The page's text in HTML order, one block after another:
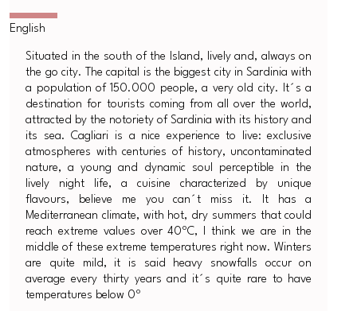
Situated in the south of the Island, lively and, always on
the go city. The capital is the biggest city in Sardinia with
a population of 150.000 people, a very old city. It´s a
destination for tourists coming from all over the world,
attracted by the notoriety of Sardinia with its history and
its sea. Cagliari is a nice experience to live: exclusive
atmospheres with centuries of history, uncontaminated
nature, a young and dynamic soul perceptible in the
lively night life, a cuisine characterized by unique
flavours, believe me you can´t miss it. It has a
Mediterranean climate, with hot, dry summers that could
reach extreme values over 40ºC, I think we are in the
middle of these extreme temperatures right now. Winters
are quite mild, it is said heavy snowfalls occur on
average every thirty years and it´s quite rare to have
temperatures below 0º